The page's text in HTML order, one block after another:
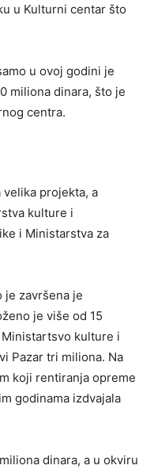
u Kulturni centar što
u ovoj godini je
miliona dinara, što je
centra.
velika projekta, a
kulture i
i Ministarstva za
je završena je
je više od 15
kulture i
Pazar tri miliona. Na
koji rentiranja opreme
godinama izdvajala
dinara, a u okviru